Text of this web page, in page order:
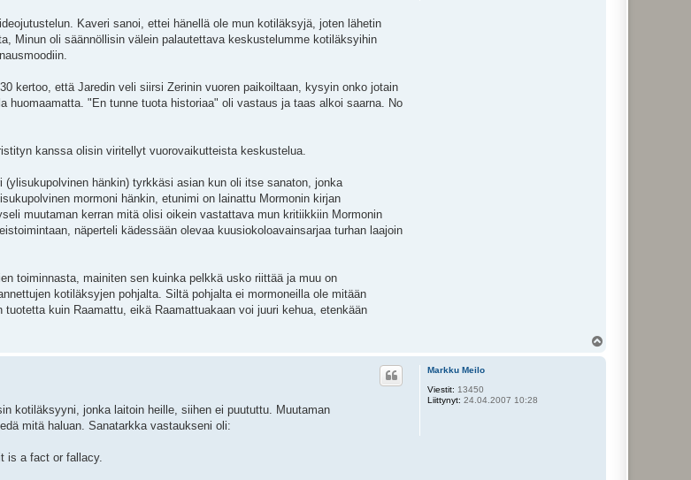
Kaveri sanoi, ettei hänellä ole mun kotiläksyjä, joten lähetin
Minun oli säännöllisin välein palautettava keskustelumme kotiläksyihin
kertoo, että Jaredin veli siirsi Zerinin vuoren paikoiltaan, kysyin onko jotain
"En tunne tuota historiaa" oli vastaus ja taas alkoi saarna. No
kanssa olisin viritellyt vuorovaikutteista keskustelua.
hänkin) tyrkkäsi asian kun oli itse sanaton, jonka
mormoni hänkin, etunimi on lainattu Mormonin kirjan
muutaman kerran mitä olisi oikein vastattava mun kritiikkiin Mormonin
näperteli kädessään olevaa kuusiokoloavainsarjaa turhan laajoin
toiminnasta, mainiten sen kuinka pelkkä usko riittää ja muu on
kotiläksyjen pohjalta. Siltä pohjalta ei mormoneilla ole mitään
kuin Raamattu, eikä Raamattuakaan voi juuri kehua, etenkään
Markku Meilo
Viestit: 13450
Liittynyt: 24.04.2007 10:28
kotiläksyyni, jonka laitoin heille, siihen ei puututtu. Muutaman
mitä haluan. Sanatarkka vastaukseni oli:
is a fact or fallacy.